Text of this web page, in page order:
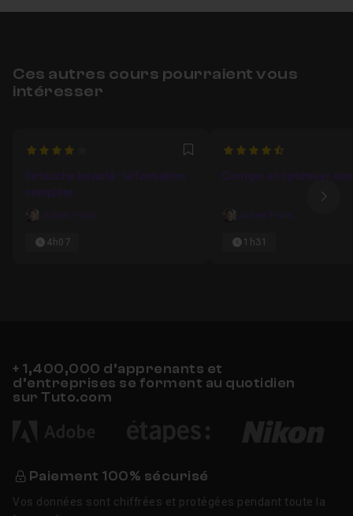
Ces autres cours pourraient vous
intéresser
4 Favori
Retouche beauté : la formation
complète
Julien Pons
4h07
4.3333333333333
Corriger et optimiser
Julien Pons
1h31
+ 1,400,000 d’apprenants et
d’entreprises se forment au quotidien
sur Tuto.com
Paiement 100% sécurisé
Vos données sont chiffrées et protégées pendant toute la